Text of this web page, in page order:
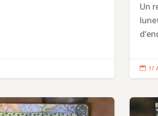
Un
 17